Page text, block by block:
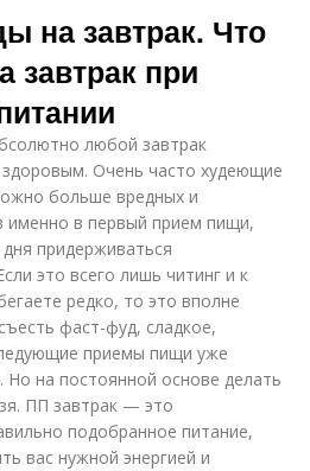
на завтрак. Что
завтрак при
любой завтрак
Очень часто худеющие
больше вредных и
именно в первый прием пищи,
придерживаться
это всего лишь читинг и к
редко, то это вполне
фаст-фуд, сладкое,
приемы пищи уже
Но на постоянной основе делать
ПП завтрак — это
подобранное питание,
вас нужной энергией и